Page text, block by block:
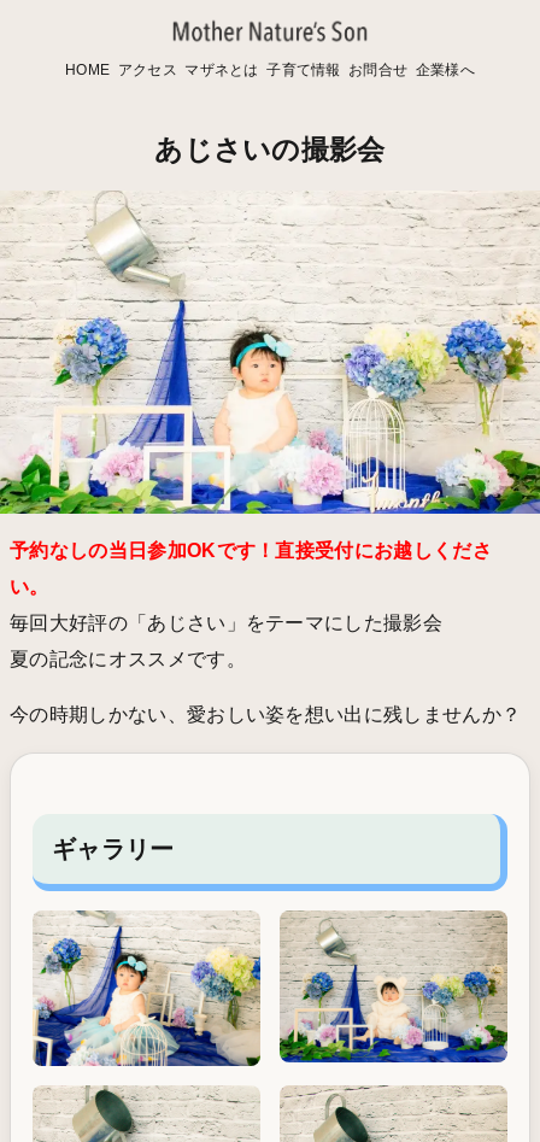
HOME アクセス マザネとは 子育て情報 お問合せ 企業様へ
あじさいの撮影会
予約なしの当日参加OKです！直接受付にお越しくださ
い。
毎回大好評の「あじさい」をテーマにした撮影会
夏の記念にオススメです。
今の時期しかない、愛おしい姿を想い出に残しませんか？
ギャラリー